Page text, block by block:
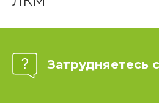
Затрудняетесь